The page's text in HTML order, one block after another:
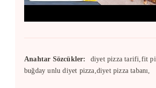
Anahtar Sözcükler:
diyet pizza tarifi,fit
buğday unlu diyet pizza,diyet pizza tabanı,